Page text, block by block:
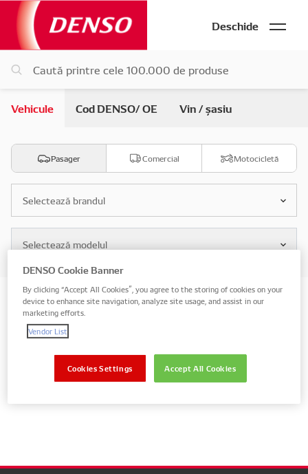
Deschide
Vehicule Cod DENSO/ OE Vin / șasiu
Pasager Comercial Motocicletă
Selectează brandul
Selectează modelul
Caută după vehicul piese
Nu rezultate
DENSO Cookie Banner
By clicking “Accept All Cookies”, you agree to the storing of cookies on your
device to enhance site navigation, analyze site usage, and assist in our
marketing efforts.
Vendor List
Accept All Cookies
Cookies Settings